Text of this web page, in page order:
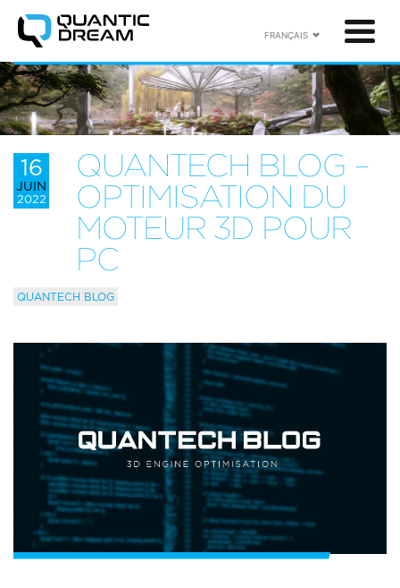
FRANÇAIS
16
JUIN
2022
QUANTECH BLOG –
OPTIMISATION DU
MOTEUR 3D POUR
PC
QUANTECH BLOG